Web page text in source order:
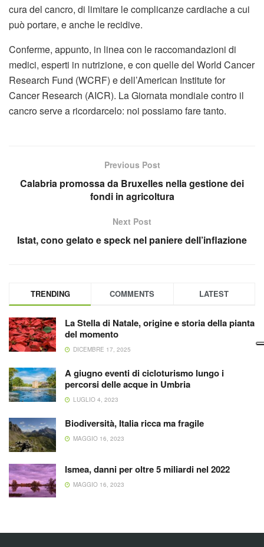
cura del cancro, di limitare le complicanze cardiache a cui
può portare, e anche le recidive.
Conferme, appunto, in linea con le raccomandazioni di
medici, esperti in nutrizione, e con quelle del World Cancer
Research Fund (WCRF) e dell’American Institute for
Cancer Research (AICR). La Giornata mondiale contro il
cancro serve a ricordarcelo: noi possiamo fare tanto.
Previous Post
Calabria promossa da Bruxelles nella gestione dei
fondi in agricoltura
Next Post
Istat, cono gelato e speck nel paniere dell’inflazione
TRENDING COMMENTS LATEST
La Stella di Natale, origine e storia della pianta
del momento
DICEMBRE 17, 2025
A giugno eventi di cicloturismo lungo i
percorsi delle acque in Umbria
LUGLIO 4, 2023
Biodiversità, Italia ricca ma fragile
MAGGIO 16, 2023
Ismea, danni per oltre 5 miliardi nel 2022
MAGGIO 16, 2023